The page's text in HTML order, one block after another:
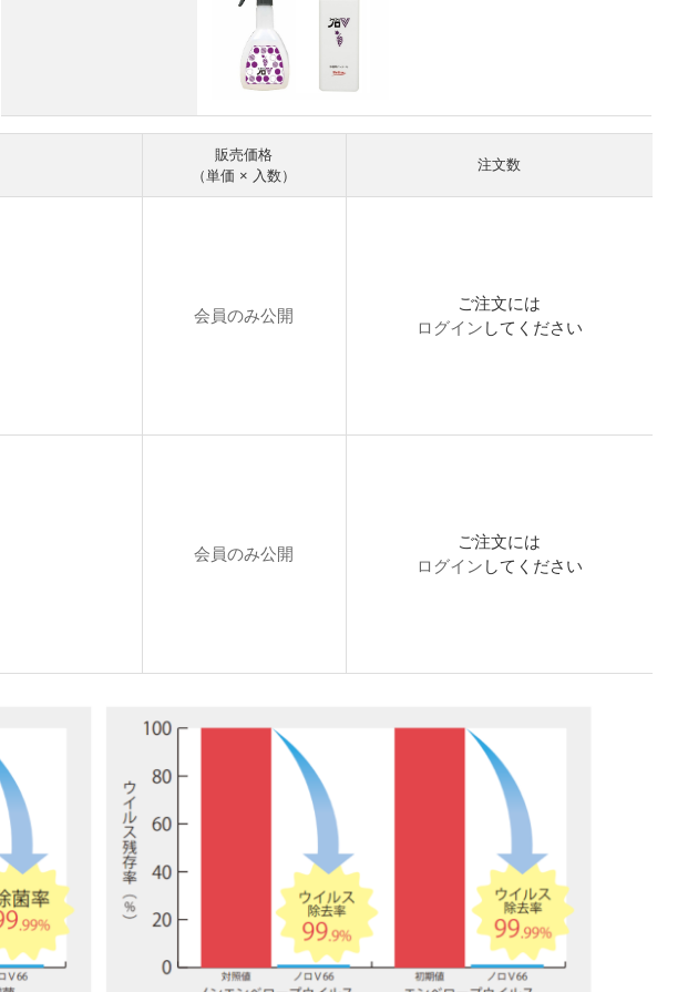
販売価格
（単価 × 入数）
注文数
会員のみ公開
ご注文には
ログイン してください
会員のみ公開
ご注文には
ログイン してください